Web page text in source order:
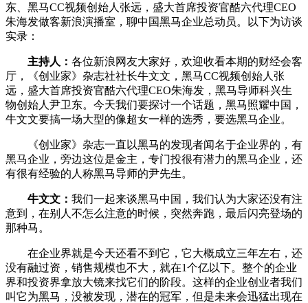
东、黑马CC视频创始人张远，盛大首席投资官酷六代理CEO
朱海发做客新浪演播室，聊中国黑马企业总动员。以下为访谈
实录：
主持人： 各位新浪网友大家好，欢迎收看本期的财经会客
厅，《创业家》杂志社社长牛文文，黑马CC视频创始人张
远，盛大首席投资官酷六代理CEO朱海发，黑马导师科兴生
物创始人尹卫东。今天我们要探讨一个话题，黑马照耀中国，
牛文文要搞一场大型的像超女一样的选秀，要选黑马企业。
《创业家》杂志一直以黑马的发现者闻名于企业界的，有
黑马企业，旁边这位是金主，专门投很有潜力的黑马企业，还
有很有经验的人称黑马导师的尹先生。
牛文文： 我们一起来谈黑马中国，我们认为大家还没有注
意到，在别人不怎么注意的时候，突然奔跑，最后闪亮登场的
那种马。
在企业界就是今天还看不到它，它大概成立三年左右，还
没有融过资，销售规模也不大，就在1个亿以下。整个的企业
界和投资界拿放大镜来找它们的阶段。这样的企业创业者我们
叫它为黑马，没被发现，潜在的冠军，但是未来会迅猛出现在